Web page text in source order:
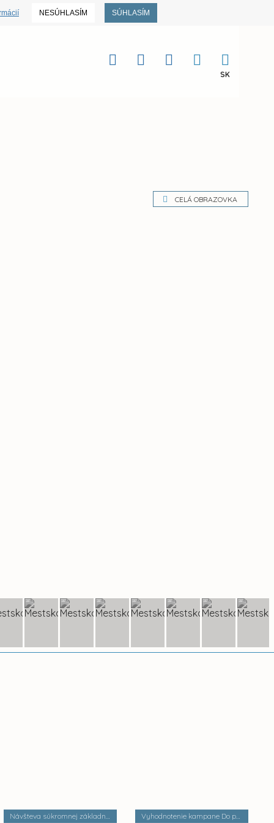
NESÚHLASÍM SÚHLASÍM
SK
CELÁ OBRAZOVKA
Návšteva súkromnej základnej školy Palackého Vyhodnotenie kampane Do práce na bicykli